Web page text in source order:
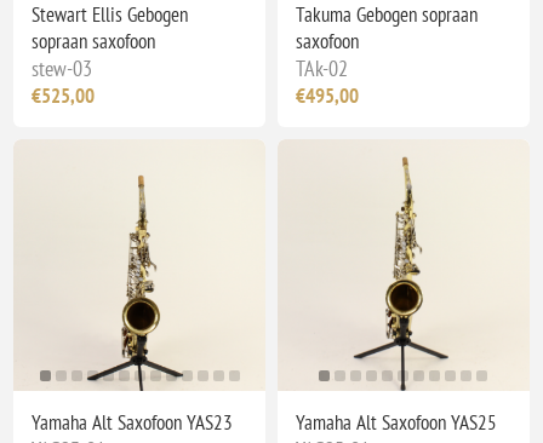
Stewart Ellis Gebogen
sopraan saxofoon
stew-03
€525,00
Takuma Gebogen sopraan
saxofoon
TAk-02
€495,00
Yamaha Alt Saxofoon YAS23 Yamaha Alt Saxofoon YAS25